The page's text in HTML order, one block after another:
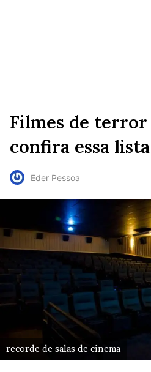
Filmes de terror
confira essa lista
Eder Pessoa
recorde de salas de cinema